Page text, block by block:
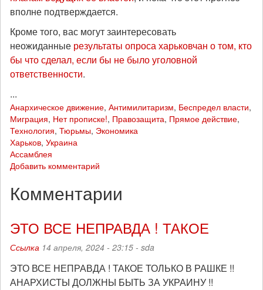
вполне подтверждается.
Кроме того, вас могут заинтересовать
неожиданные результаты опроса харьковчан о том, кто
бы что сделал, если бы не было уголовной
ответственности.
...
Анархическое движение, Антимилитаризм, Беспредел власти,
Миграция, Нет прописке!, Правозащита, Прямое действие,
Технология, Тюрьмы, Экономика
Харьков, Украина
Ассамблея
Добавить комментарий
Комментарии
ЭТО ВСЕ НЕПРАВДА ! ТАКОЕ
Ссылка 14 апреля, 2024 - 23:15 - sda
ЭТО ВСЕ НЕПРАВДА ! ТАКОЕ ТОЛЬКО В РАШКЕ !!
АНАРХИСТЫ ДОЛЖНЫ БЫТЬ ЗА УКРАИНУ !!